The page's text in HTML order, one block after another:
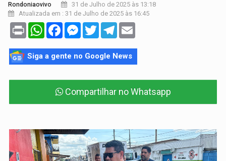
Rondoniaovivo
31 de Julho de 2025 às 13:18
Atualizada em : 31 de Julho de 2025 às 16:45
Print WhatsAppFacebookMessenger
TwitterTelegram
Siga a gente no Google News
Compartilhar no Whatsapp